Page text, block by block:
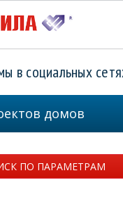
социальных
домов
ПО ПАРАМЕТРАМ